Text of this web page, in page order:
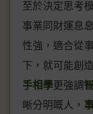
至於決定思考
事業同財運息
性強，適合從
下，就可能創
手相學更強調
晰分明嘅人，